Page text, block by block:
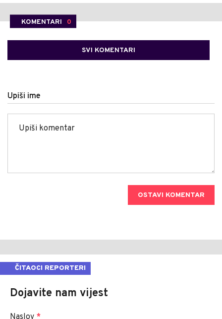
KOMENTARI 0
SVI KOMENTARI
Upiši ime
OSTAVI KOMENTAR
ČITAOCI REPORTERI
Dojavite nam vijest
Naslov *